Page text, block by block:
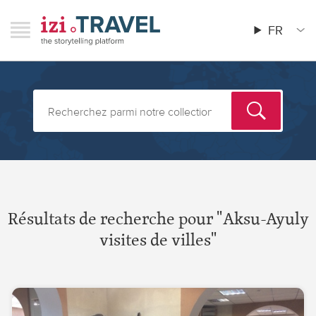
au
contenu
principal
Menu
Main
menu
FR
Résultats de recherche pour "Aksu-Ayuly
visites de villes"